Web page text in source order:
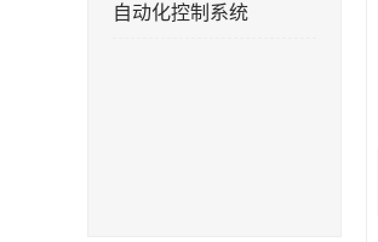
自动化控制系统